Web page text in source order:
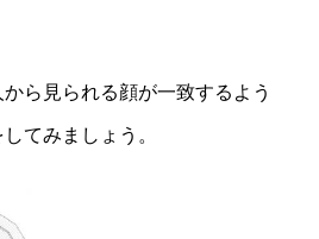
ら見られる顔が一致するよう
てみましょう。